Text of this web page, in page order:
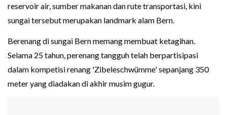
reservoir air, sumber makanan dan rute transportasi, kini
sungai tersebut merupakan landmark alam Bern.
Berenang di sungai Bern memang membuat ketagihan.
Selama 25 tahun, perenang tangguh telah berpartisipasi
dalam kompetisi renang 'Zibeleschwümme' sepanjang 350
meter yang diadakan di akhir musim gugur.